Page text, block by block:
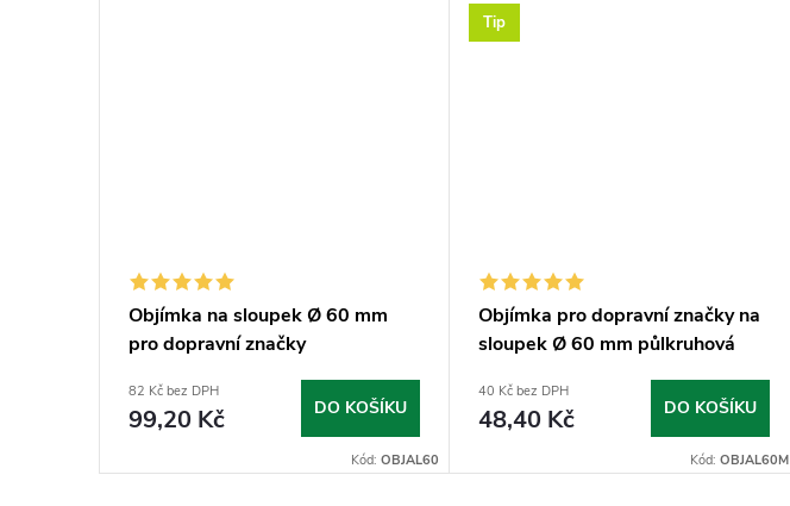
Objímka na sloupek Ø 60 mm
pro dopravní značky
82 Kč bez DPH
99,20 Kč DO KOŠÍKU
Kód: OBJAL60
Tip
Objímka pro dopravní značky na
sloupek Ø 60 mm půlkruhová
40 Kč bez DPH
48,40 Kč DO KOŠÍKU
Kód: OBJAL60M